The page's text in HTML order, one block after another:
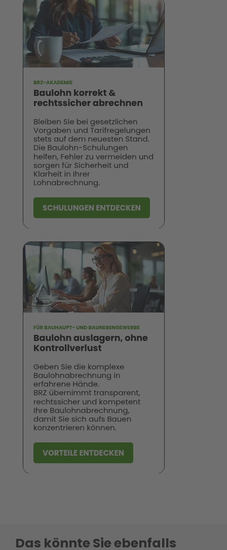
Das könnte Sie ebenfalls